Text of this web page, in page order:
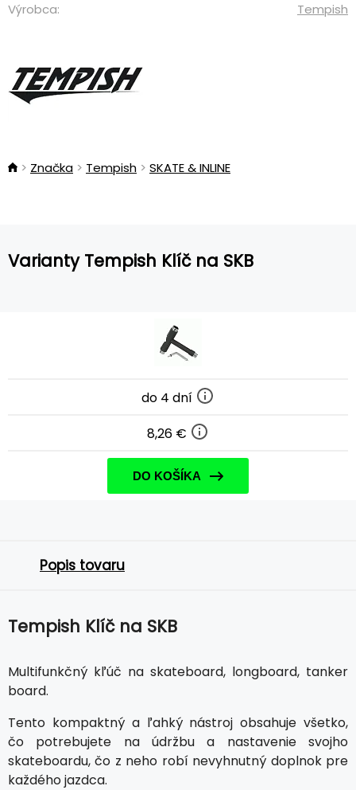
Výrobca:
Tempish
Značka Tempish SKATE & INLINE
Varianty Tempish Klíč na SKB
do 4 dní
8,26 €
DO KOŠÍKA
Popis tovaru
Tempish Klíč na SKB
Multifunkčný kľúč na skateboard, longboard, tanker
board.
Tento kompaktný a ľahký nástroj obsahuje všetko,
čo potrebujete na údržbu a nastavenie svojho
skateboardu, čo z neho robí nevyhnutný doplnok pre
každého jazdca.